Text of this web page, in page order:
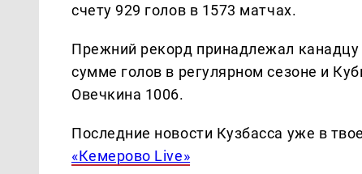
счету 929 голов в 1573 матчах.
Прежний рекорд принадлежал
сумме голов в регулярном сезоне и
Овечкина 1006.
Последние новости Кузбасса уже в
«Кемерово Live»